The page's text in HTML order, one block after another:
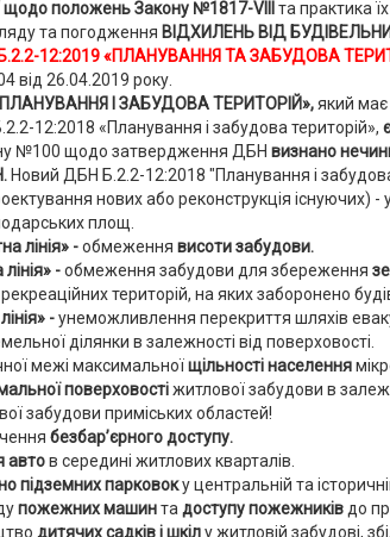
положень Закону №1817-VIII
та практика
та погодження ВІДХИЛЕНЬ ВІД
12:2019 «ПЛАНУВАННЯ ТА ЗАБУДОВА
від 26.04.2019 року.
І ЗАБУДОВА ТЕРИТОРІЙ»,який має
12:2018 «Планування і забудова територій»,
№100 щодо затвердження ДБН визнано
Новий ДБН Б.2.2-12:2018 "Планування і
нових або реконструкція існуючих) -
площ.
лінія» -обмеження висоти забудови.
-обмеження забудови для збереження
територій, на яких заборонено
-унеможливлення перекриття шляхів
ділянки в залежності від поверховості.
межі максимальноїщільності населення
поверховостіжитлової забудови в
забудови приміських областей!
безбар’єрного доступу.
автов середині житлових кварталів.
підземних парковоку центральній та
пожежних машинта доступу пожежників до
дитячих садків і шкілу житловій забудові,